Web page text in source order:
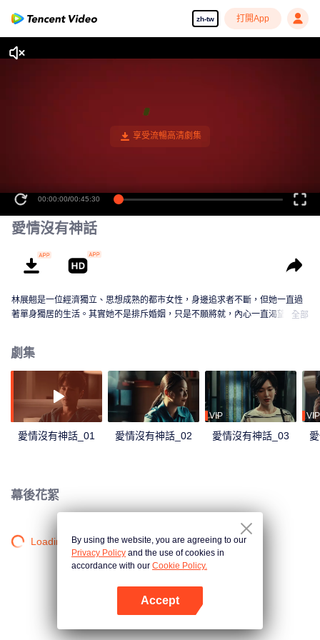
zh-tw 打開App
00:00:00/00:45:30
愛情沒有神話
林展翹是一位經濟獨立、思想成熟的都市女性，身邊追求者不斷，但她一直過
著單身獨居的生活。其實她不是排斥婚姻，只是不願將就，內心一直渴望著一
愛人。在克服現實的阻礙後，兩人準備踏入婚姻殿堂。林展翹的女性朋友們也
在各自做出生活的抉擇後，找到了完美的人生歸宿。最終她們重新領悟了愛情
與婚姻的真諦，過上了普通而幸福、平凡而不平庸的生活。
全部
劇集
愛情沒有神話_01 愛情沒有神話_02
VIP
愛情沒有神話_03
VIP
幕後花絮
Loading…By using the website, you are agreeing to our
Privacy Policy and the use of cookies in
accordance with our Cookie Policy.
Accept